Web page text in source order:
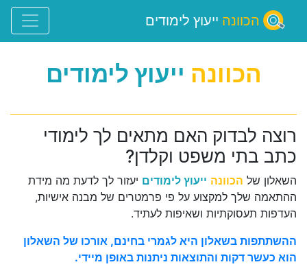
הכוונה ייעוץ לימודים
הכוונה ייעוץ לימודים
רוצה לבדוק האם מתאים לך לימודי
כתב בתי משפט וקלדן?
השאלון של הכוונה ייעוץ לימודים יעזור לך לדעת מה מידת
ההתאמה שלך למקצוע על פי פרמטרים של מבנה אישיות,
העדפות תעסוקתיות ושאיפות לעתיד.
ההשתתפות בשאלון היא לגמרי בחינם, אורכו של השאלון
הוא כעשר דקות והתוצאות ניתנות באופן מיידי.